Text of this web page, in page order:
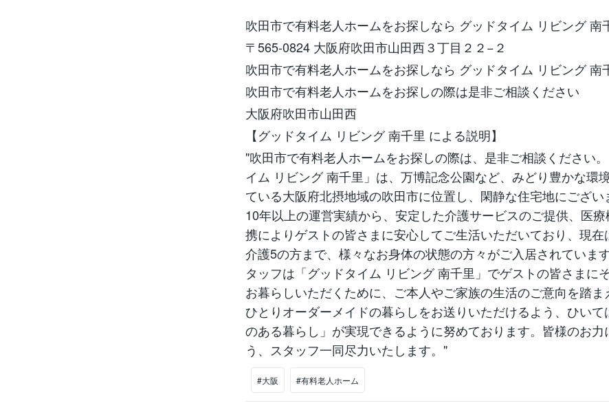
吹田市で有料老人ホームをお探しなら グッドタイム リビング 南
〒565-0824 大阪府吹田市山田西３丁目２２−２
吹田市で有料老人ホームをお探しなら グッドタイム リビング 南
吹田市で有料老人ホームをお探しの際は是非ご相談ください
大阪府吹田市山田西
【グッドタイム リビング 南千⾥ による説明】
"吹田市で有料老人ホームをお探しの際は、是非ご相談ください
イム リビング 南千里」は、万博記念公園など、みどり豊かな環
ている大阪府北摂地域の吹田市に位置し、閑静な住宅地にござい
10年以上の運営実績から、安定した介護サービスのご提供、医
携によりゲストの皆さまに安心してご生活いただいており、現在
介護5の方まで、様々なお身体の状態の方々がご入居されていま
タッフは「グッドタイム リビング 南千里」でゲストの皆さまに
お暮らしいただくために、ご本人やご家族の生活のご意向を踏ま
ひとりオーダーメイドの暮らしをお送りいただけるよう、ひいて
のある暮らし」が実現できるように努めております。皆様のお力
う、スタッフ一同尽力いたします。"
#大阪 #有料老人ホーム